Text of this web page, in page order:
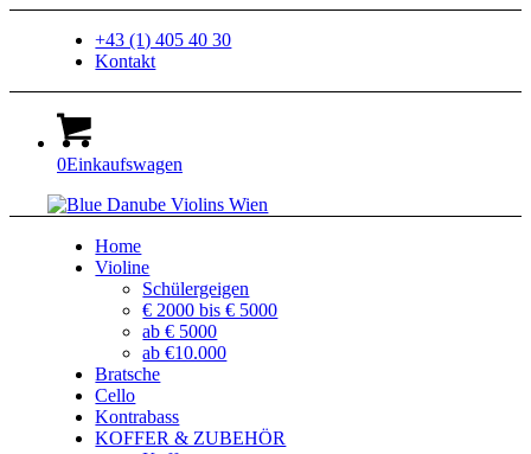
+43 (1) 405 40 30
Kontakt
0Einkaufswagen
Home
Violine
Schülergeigen
€ 2000 bis € 5000
ab € 5000
ab €10.000
Bratsche
Cello
Kontrabass
KOFFER & ZUBEHÖR